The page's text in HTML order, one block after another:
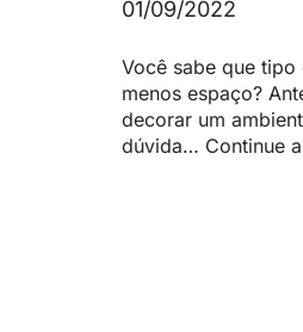
01/09/2022
Você sabe que
menos espaço?
decorar um
dúvida… Continue